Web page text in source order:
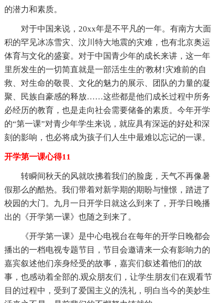
的潜力和素质。
对于中国来说，20xx年是不平凡的一年。有南方大面
积的罕见冰冻雪灾、汶川特大地震的灾难，也有北京奥运
体育与文化的盛宴。对于中国青少年的成长来讲，这一年
里所发生的一切简直就是一部活生生的'教材!灾难前的自
救、对生命的敬畏、文化的魅力的展示、团队的力量的凝
聚、民族自豪感的释放……这些都是他们成长过程中所务
必经历的教育，也是走向社会需要储备的素质。今年开学
的“第一课”对青少年学生来说，就应具有深远的好处和深
刻的影响，也必将成为孩子们人生中最难以忘记的一课。
开学第一课心得11
转瞬间秋天的风就吹拂着我们的脸庞，天气不再像暑
假那么的酷热。我们带着对新学期的期盼与憧憬，踏进了
校园的大门。九月一日开学日就这么到来了，开学日晚播
出的《开学第一课》也随之到来了。
《开学第一课》是中心电视台在每年的开学日晚都会
播出的一档电视专题节目，节目会邀请来一众有影响力的
嘉宾叙述他们亲身经受的故事，嘉宾们叙述着他们的故
事，也感动着全部的.观众朋友们，让学生朋友们在观看节
目的过程中，受到了爱国主义的洗礼，明白当今的美妙生